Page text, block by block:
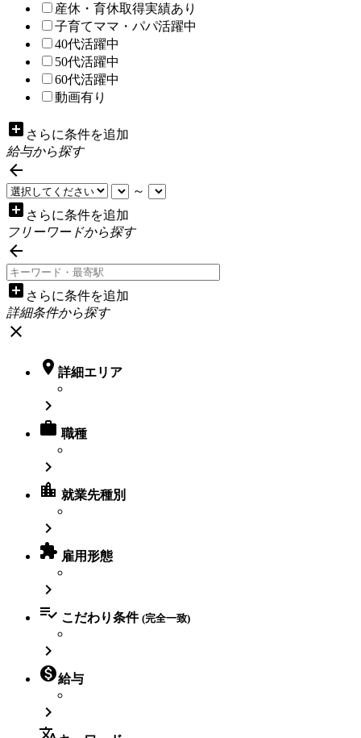
産休・育休取得実績あり
子育てママ・パパ活躍中
40代活躍中
50代活躍中
60代活躍中
動画有り
add_box さらに条件を追加
給与から探す

～
add_box さらに条件を追加
フリーワードから探す

add_box さらに条件を追加
詳細条件から探す
close
 詳細エリア

 職種

location_city 就業先種別

 雇用形態

 こだわり条件 (完全一致)

給与
